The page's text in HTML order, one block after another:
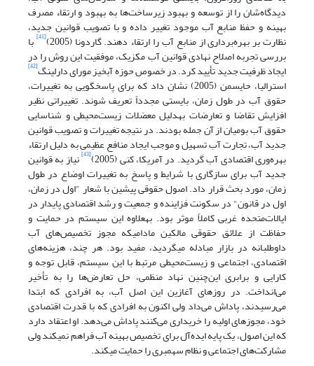
دیدگاه‌شان را از توسعه و بهبود زیرساخت‌ها به بهبود و ارتقاء مصرف
بهینه و حفظ منابع آب موجود تغییر داده و با تصویب قوانین جدید،
نظارت بر بهره‌برداری از منابع آب را ارتقاء دهند. گاردونا (2005) [41] با
بررسی تجربه اصلاح نهادی قوانین آب مکزیک، موفقیت این روش را در
ایجاد ظرفیت جدید تأیید کرد. در خصوص حوزه آبخیز مورای دارلینگ[42]
استرالیا، حایسمن (2005) نشان داد که برای پاسخگویی به تغییرات،
حقوق آب در طول زمان، بایستی مجدداً تعریف شوند. تغییراتی نظیر
افزایش تقاضا و تعارضات به‏دلیل معضلات زیست‌محیطی و شناسایی
حقوق آب بومیان از آن جمله بودند. در نتیجه تغییرات و تصویب قوانین
جدید آب، تجارت آب تسهیل و موجب ایجاد منافع عظیمی به دلیل ارتقاء
بهره‌وری اقتصادی آب گردید. در آمریکا، کنی (2005) [43] نیاز به قوانین
جدید آب برای سازگاری با شرایط و پاسخ به تغییرات اوضاع در طول
زمان، مورد بحث قرار داد. اصول حقوقی پیشین با شعار "اول در زمان،
اول در قانون" در سکونت فزاینده و جمعیت و رشد اقتصادی پایدار در
ایالات‌متحده غربی کاملاً موثر بود. به‏علاوه این سیستم در حمایت و
حفاظت از علائق حقوقی مالکین مادامی‏که مجوز تخصیص‌های آب
داوطلبانه در بازار مبادله می‏گردید، مفید بود. هر چند، هزینه‌های
اقتصادی، اجتماعی و زیست‌محیطی مرتبط با این سیستم، قابل توجه و
کارایی و برابری این‌چنین نهاد منظمی، حل تعارض‌ها را به تأخیر
می‌انداخت. در روزهای آغازین این اصل آب، به افرادی که ابتدا
می‌رسیدند، پاداش می‌داد ولی اکنون به افرادی که با قدرت اقتصادی
خود، مجوزهای اولیه را خریداری می‌کنند پاداش می‌دهد. او اعتقاد دارد
که این اصول، یک پایه ایده‌آل برای تخصیص بهینه آب فراهم نمی‏کند ولی
مشارکت‌های اجتماعی و نظام سهم‏بری را حمایت می‏کند.